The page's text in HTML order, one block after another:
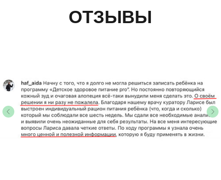
ВОПРОС - ОТВЕТ